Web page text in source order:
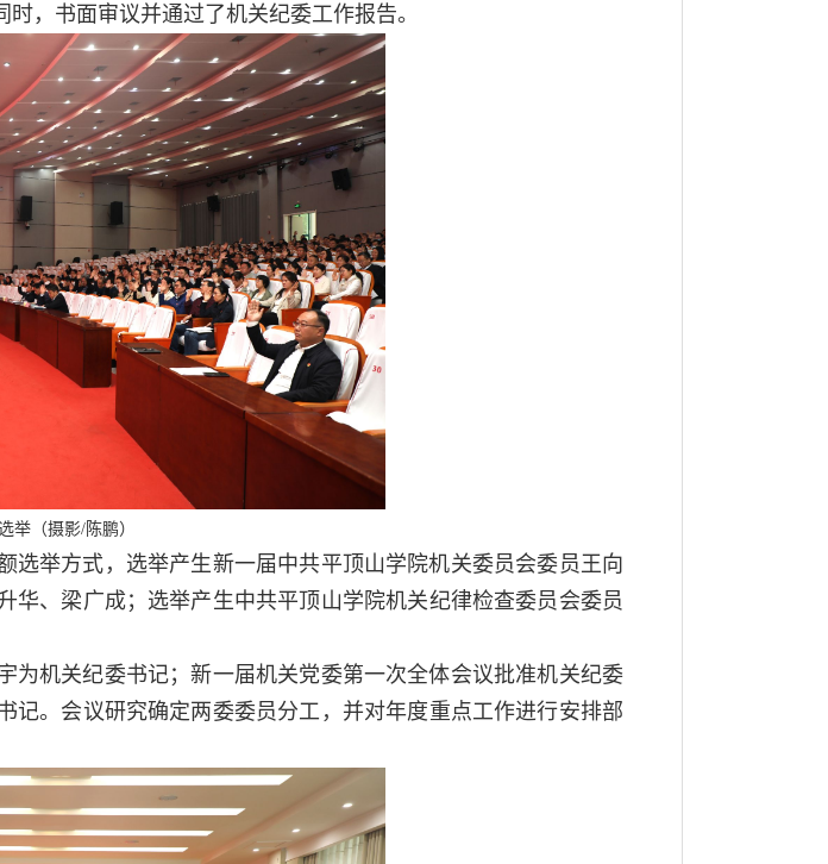
，书面审议并通过了机关纪委工作报告。
举（摄影/陈鹏）
选举方式，选举产生新一届中共平顶山学院机关委员会委员王向
、梁广成；选举产生中共平顶山学院机关纪律检查委员会委员
为机关纪委书记；新一届机关党委第一次全体会议批准机关纪委
。会议研究确定两委委员分工，并对年度重点工作进行安排部